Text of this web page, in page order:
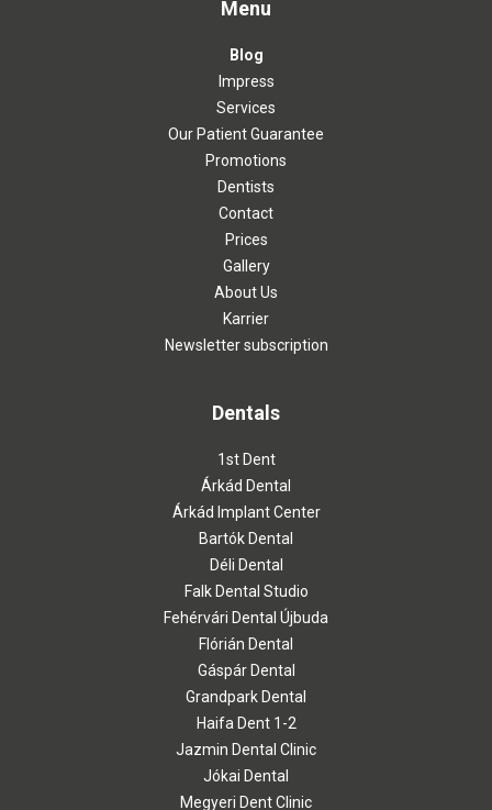
Menu
Blog
Impress
Services
Our Patient Guarantee
Promotions
Dentists
Contact
Prices
Gallery
About Us
Karrier
Newsletter subscription
Dentals
1st Dent
Árkád Dental
Árkád Implant Center
Bartók Dental
Déli Dental
Falk Dental Studio
Fehérvári Dental Újbuda
Flórián Dental
Gáspár Dental
Grandpark Dental
Haifa Dent 1-2
Jazmin Dental Clinic
Jókai Dental
Megyeri Dent Clinic